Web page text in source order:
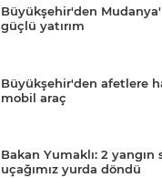
Büyükşehir'den
güçlü yatırım
Büyükşehir'den afetlere
mobil araç
Bakan Yumaklı: 2 yangın
uçağımız yurda döndü